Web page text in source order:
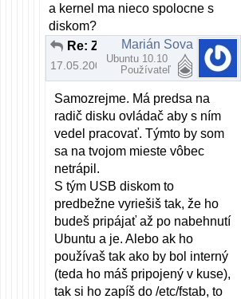
a kernel ma nieco spolocne s
diskom?
17.05.2009 | 15:15
Marián Sova
Ubuntu 10.10
Používateľ
Samozrejme. Má predsa na
radič disku ovládač aby s ním
vedel pracovať. Týmto by som
sa na tvojom mieste vôbec
netrápil.
S tým USB diskom to
predbežne vyriešiš tak, že ho
budeš pripájať až po nabehnutí
Ubuntu a je. Alebo ak ho
používaš tak ako by bol interný
(teda ho máš pripojený v kuse),
tak si ho zapíš do /etc/fstab, to